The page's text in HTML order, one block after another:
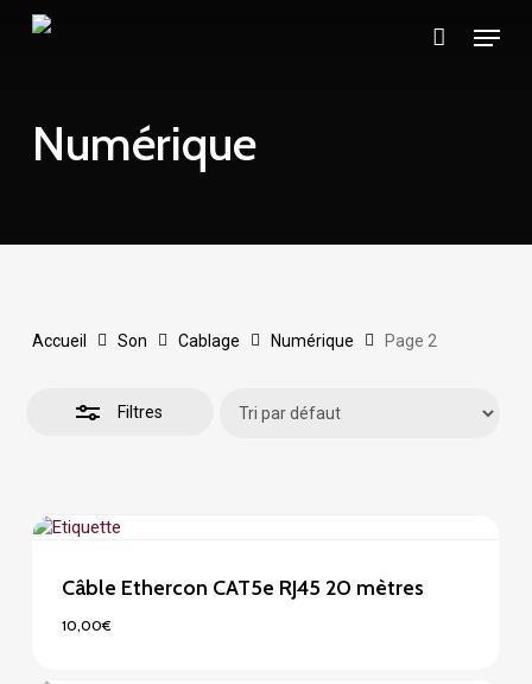
Menu
Numérique
Accueil Son Cablage Numérique Page 2
Filtres
Close
Câble Ethercon CAT5e RJ45 20 mètres
10,00€